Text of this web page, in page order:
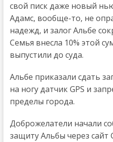
свой писк даже новый
Адамс, вообще-то, не
надежд, и залог Альбе
Семья внесла 10% этой
выпустили до суда.
Альбе приказали сдать
на ногу датчик GPS и
пределы города.
Доброжелатели начали
защиту Альбы через сайт